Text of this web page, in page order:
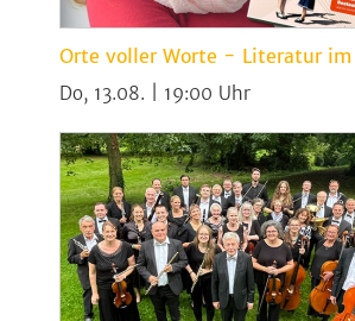
Orte voller Worte - Literatur im
Do, 13.08. | 19:00